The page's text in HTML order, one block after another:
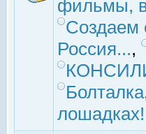
фильмы,
Создаем
Россия...,
Болталка
лошадках!